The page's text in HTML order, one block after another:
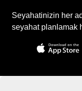
Seyahatinizin her
seyahat planlamak